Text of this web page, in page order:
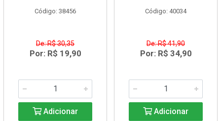
Código: 38456
De: R$ 30,35
Por: R$ 19,90
Adicionar
Código: 40034
De: R$ 41,90
Por: R$ 34,90
Adicionar